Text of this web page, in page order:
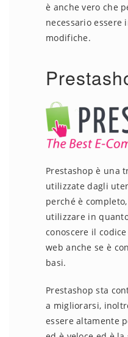
è anche vero che
necessario
modifiche.
Prestashop è una
utilizzate dagli
perché è
utilizzare in
conoscere il
web anche se è
basi.
Prestashop sta
a migliorarsi,
essere altamente